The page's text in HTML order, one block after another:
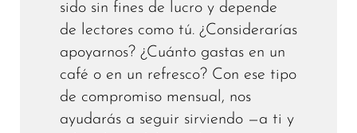
sido sin fines de lucro y depende
de lectores como tú. ¿Considerarías
apoyarnos? ¿Cuánto gastas en un
café o en un refresco? Con ese tipo
de compromiso mensual, nos
ayudarás a seguir sirviendo —a ti y